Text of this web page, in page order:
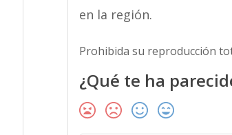
en la región.
Prohibida su reproducción
¿Qué te ha